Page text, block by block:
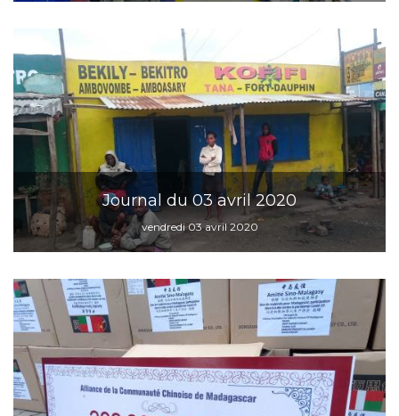
Journal du 03 avril 2020
vendredi 03 avril 2020